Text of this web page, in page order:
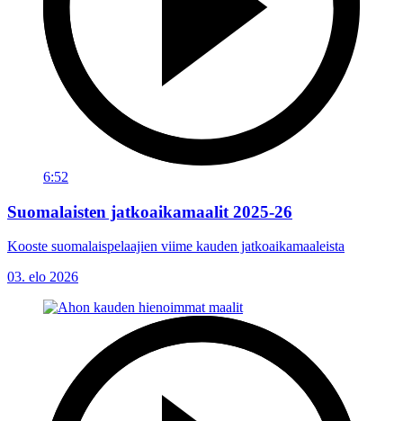
6:52
Suomalaisten jatkoaikamaalit 2025-26
Kooste suomalaispelaajien viime kauden jatkoaikamaaleista
03. elo 2026